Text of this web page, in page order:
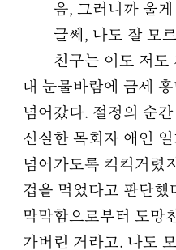
음, 그러니까 울게
글쎄, 나도 잘 모
친구는 이도 저도
내 눈물바람에 금세
넘어갔다. 절정의 순
신실한 목회자 애인
넘어가도록 킥킥거렸
겁을 먹었다고 판단했
막막함으로부터 도망
가버린 거라고. 나도